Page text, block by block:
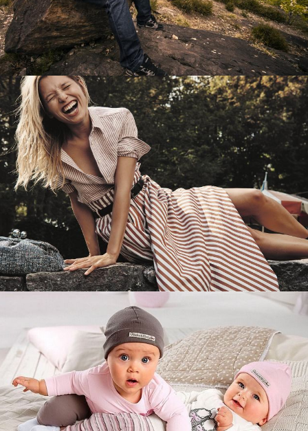
Смотреть проект
Имиджевый сайт для сети магазинов
Soho Project
Смотреть проект
Увеличили выручку интернет-
магазину topdatop.ru на 25%!